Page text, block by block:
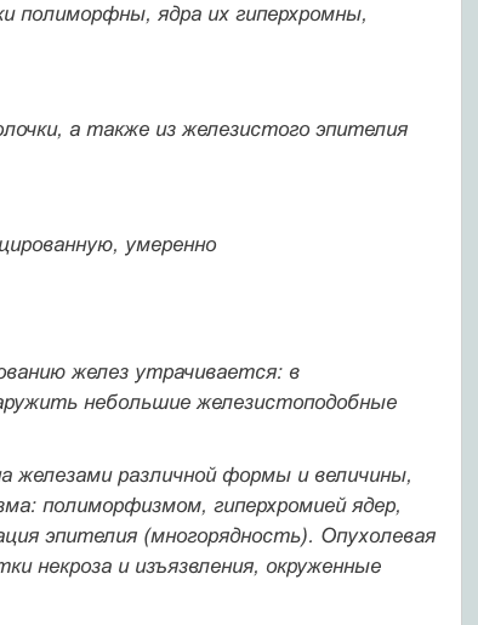
поли­морфны, ядра их гиперхромны,
а также из железис­того эпителия
умеренно
желез утрачива­ется: в
неболь­шие железистоподобные
железами различной формы и величины,
полиморфизмом, гиперхромией ядер,
эпителия (многорядность). Опухолевая
некроза и изъязвления, окруженные